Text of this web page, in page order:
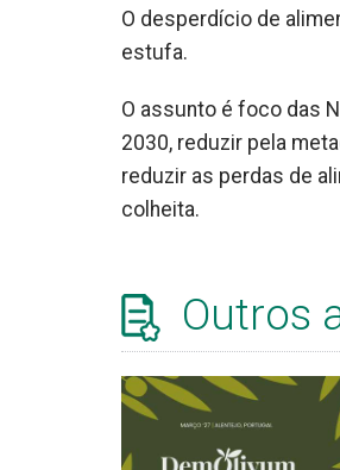
O desperdício de
estufa.
O assunto é foco das
2030, reduzir pela
reduzir as perdas de
colheita.
Outros